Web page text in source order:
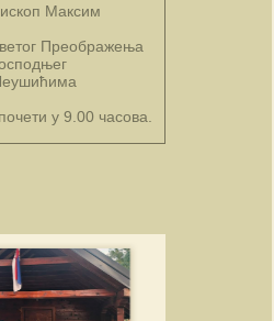
Максим
Преображења
у 9.00 часова.